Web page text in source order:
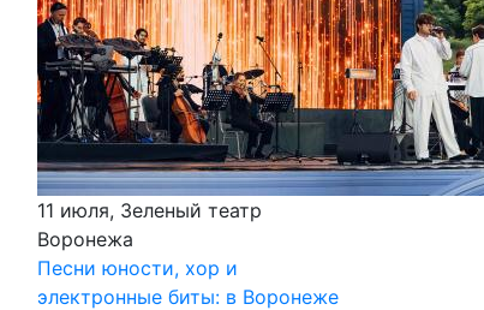
11 июля, Зеленый театр
Воронежа
Песни юности, хор и
электронные биты: в Воронеже